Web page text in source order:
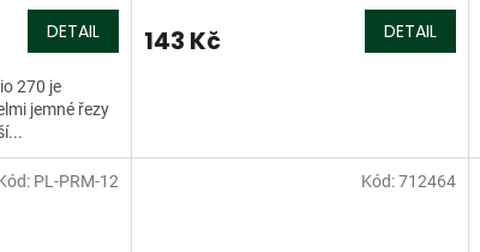
DETAIL
270 je
jemné řezy
143 Kč DETAIL
PL-PRM-12 Kód:712464